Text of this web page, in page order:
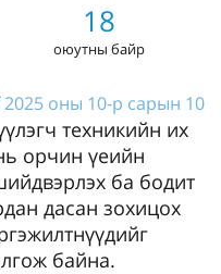
18
оюутны байр
2025 оны 10-р сарын 10
техникийн их
орчин үеийн
ба бодит
дасан зохицох
байна.